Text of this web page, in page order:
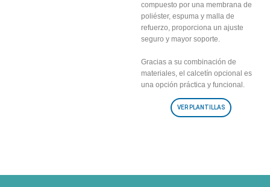
compuesto por una membrana de
poliéster, espuma y malla de
refuerzo, proporciona un ajuste
seguro y mayor soporte.
Gracias a su combinación de
materiales, el calcetín opcional es
una opción práctica y funcional.
VER PLANTILLAS